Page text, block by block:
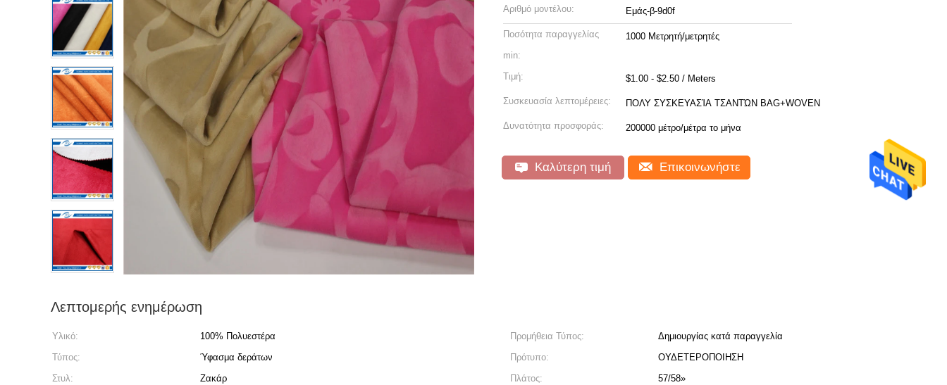
Αριθμό μοντέλου: Εμάς-β-9d0f
Ποσότητα παραγγελίας
min:
1000 Μετρητή/μετρητές
Τιμή: $1.00 - $2.50 / Meters
Συσκευασία λεπτομέρειες: ΠΟΛΥ ΣΥΣΚΕΥΑΣΊΑ ΤΣΑΝΤΏΝ BAG+WOVEN
Δυνατότητα προσφοράς: 200000 μέτρο/μέτρα το μήνα
Καλύτερη τιμή Επικοινωνήστε
Λεπτομερής ενημέρωση
Υλικό: 100% Πολυεστέρα Προμήθεια Τύπος:
Δημιουργίας κατά παραγγελία
Τύπος:
Ύφασμα δεράτων Πρότυπο:
ΟΥΔΕΤΕΡΟΠΟΙΗΣΗ
Στυλ:
Ζακάρ Πλάτος:
57/58»